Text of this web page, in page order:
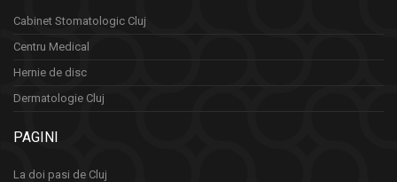
Cabinet Stomatologic Cluj
Centru Medical
Hernie de disc
Dermatologie Cluj
PAGINI
La doi pasi de Cluj